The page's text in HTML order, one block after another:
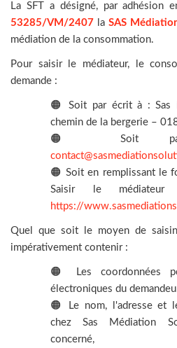
La SFT a désigné, par adhésion
53285/VM/2407
la SAS
médiation de la consommation.
Pour saisir le médiateur, le
demande :
🟠 Soit par écrit à : Sas
chemin de la bergerie –
🟠 Soit
🟠 Soit en remplissant le
Saisir le
https://
Quel que soit le moyen de
impérativement contenir :
🟠 Les coordonnées
électroniques du
🟠 Le nom, l'adresse et
chez Sas Médiation
concerné,